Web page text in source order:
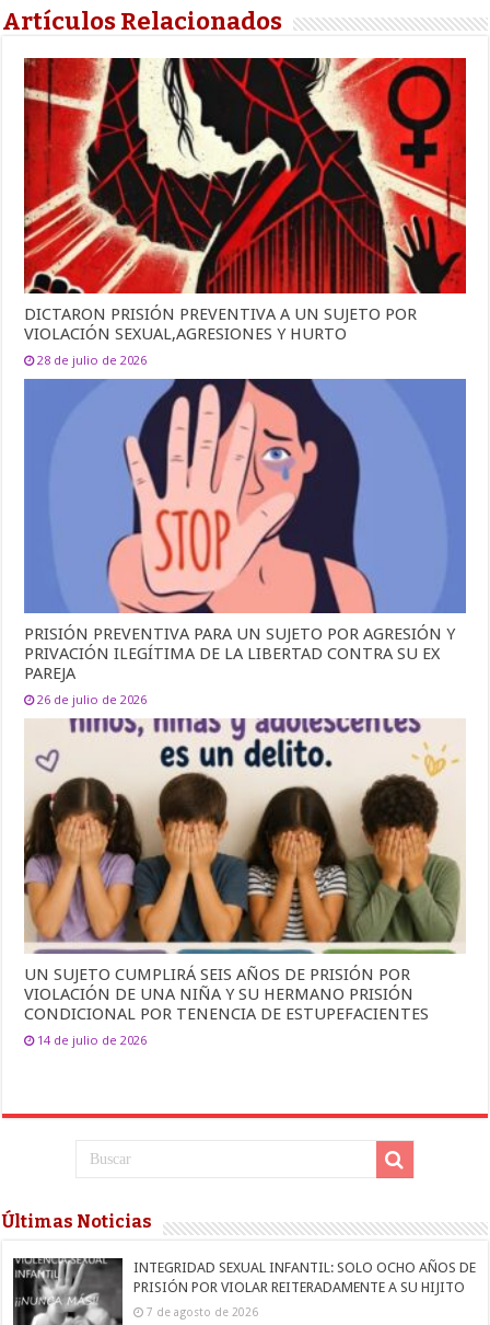
Artículos Relacionados
DICTARON PRISIÓN PREVENTIVA A UN SUJETO POR
VIOLACIÓN SEXUAL,AGRESIONES Y HURTO
28 de julio de 2026
PRISIÓN PREVENTIVA PARA UN SUJETO POR AGRESIÓN Y
PRIVACIÓN ILEGÍTIMA DE LA LIBERTAD CONTRA SU EX
PAREJA
26 de julio de 2026
UN SUJETO CUMPLIRÁ SEIS AÑOS DE PRISIÓN POR
VIOLACIÓN DE UNA NIÑA Y SU HERMANO PRISIÓN
CONDICIONAL POR TENENCIA DE ESTUPEFACIENTES
14 de julio de 2026
Últimas Noticias
INTEGRIDAD SEXUAL INFANTIL: SOLO OCHO AÑOS DE
PRISIÓN POR VIOLAR REITERADAMENTE A SU HIJITO
7 de agosto de 2026